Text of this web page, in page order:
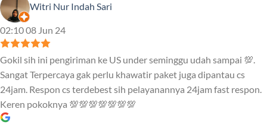
Witri Nur Indah Sari
02:10 08 Jun 24
Gokil sih ini pengiriman ke US under seminggu udah sampai 💯.
Sangat Terpercaya gak perlu khawatir paket juga dipantau cs
24jam. Respon cs terdebest sih pelayanannya 24jam fast respon.
Keren pokoknya 💯💯💯💯💯💯💯